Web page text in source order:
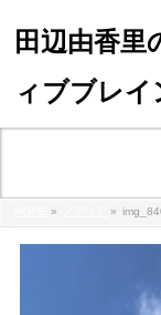
田辺由香里
ィブブレイ
» »